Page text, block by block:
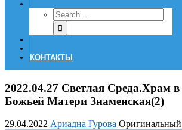
КОНТАКТЫ
2022.04.27 Светлая Среда.Храм
Божьей Матери Знаменская(2)
29.04.2022 Ариадна Гурова Оригинальный